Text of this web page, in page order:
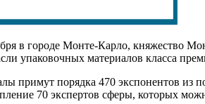
в городе Монте-Карло, княжество
упаковочных материалов класса
примут порядка 470 экспонентов из
70 экспертов сферы, которых